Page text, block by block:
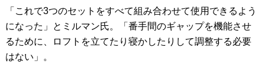
「これで3つのセットをすべて組み合わせて使用できるよう
になった」とミルマン氏。「番手間のギャップを機能させ
るために、ロフトを立てたり寝かしたりして調整する必要
はない」。